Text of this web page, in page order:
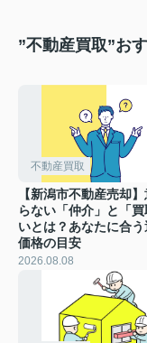
”不動産買取”お
不動産買取
【新潟市不動産売却
らない「仲介」と「
いとは？あなたに合う
価格の目安
2026.08.08